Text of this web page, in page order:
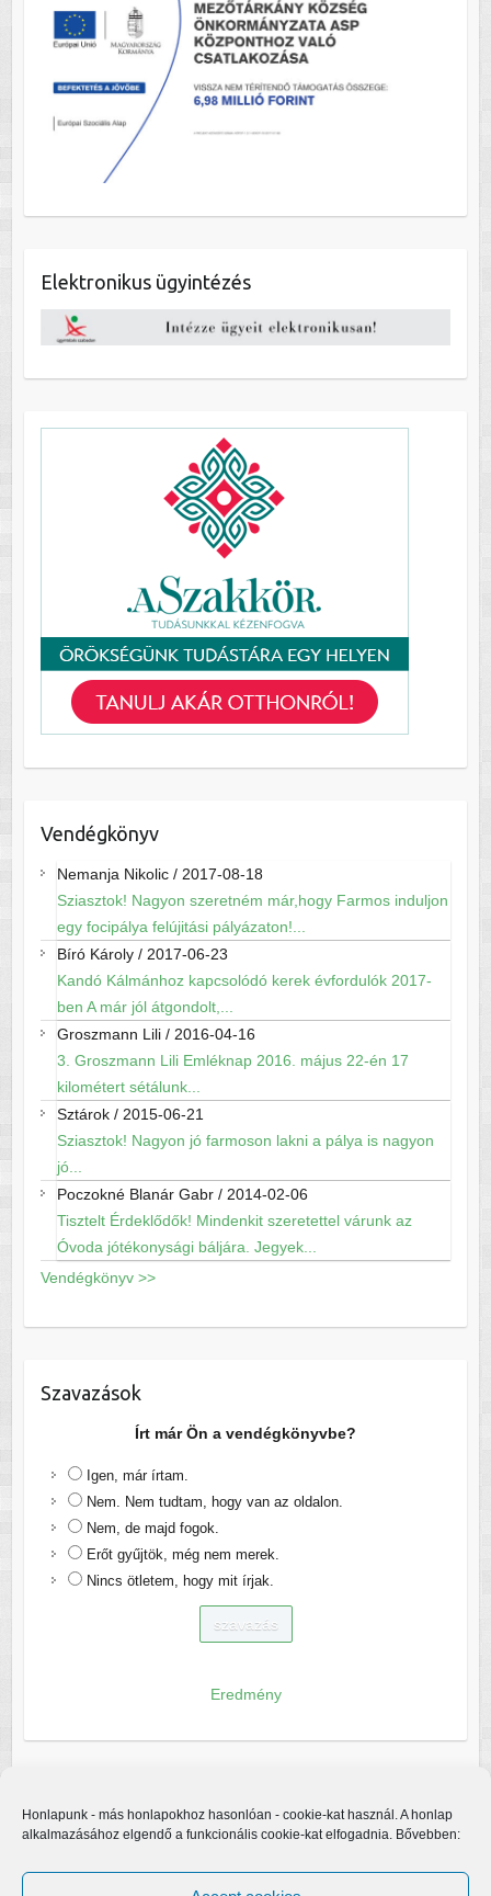
Honlapunk - más honlapokhoz hasonlóan - cookie-kat használ. A honlap
alkalmazásához elgendő a funkcionális cookie-kat elfogadnia. Bővebben:
Elektronikus ügyintézés
Vendégkönyv
Nemanja Nikolic/ 2017-08-18
Sziasztok! Nagyon szeretném már,hogy Farmos induljon
egy focipálya felújitási pályázaton!...
Bíró Károly/ 2017-06-23
Kandó Kálmánhoz kapcsolódó kerek évfordulók 2017-
ben A már jól átgondolt,...
Groszmann Lili/ 2016-04-16
3. Groszmann Lili Emléknap 2016. május 22-én 17
kilométert sétálunk...
Sztárok/ 2015-06-21
Sziasztok! Nagyon jó farmoson lakni a pálya is nagyon
jó...
Poczokné Blanár Gabr/ 2014-02-06
Tisztelt Érdeklődők! Mindenkit szeretettel várunk az
Óvoda jótékonysági báljára. Jegyek...
Vendégkönyv >>
Szavazások
Írt már Ön a vendégkönyvbe?
Igen, már írtam.
Nem. Nem tudtam, hogy van az oldalon.
Nem, de majd fogok.
Erőt gyűjtök, még nem merek.
Nincs ötletem, hogy mit írjak.
Eredmény